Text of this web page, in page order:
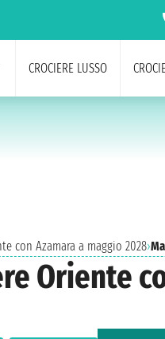
CROCIERE LUSSO
con Azamara a maggio 2028›
Oriente